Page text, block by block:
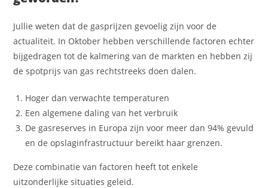
Jullie weten dat de gasprijzen gevoelig zijn voor de
actualiteit. In Oktober hebben verschillende factoren echter
bijgedragen tot de kalmering van de markten en hebben zij
de spotprijs van gas rechtstreeks doen dalen.
Hoger dan verwachte temperaturen
Een algemene daling van het verbruik
De gasreserves in Europa zijn voor meer dan 94% gevuld
en de opslaginfrastructuur bereikt haar grenzen.
Deze combinatie van factoren heeft tot enkele
uitzonderlijke situaties geleid.